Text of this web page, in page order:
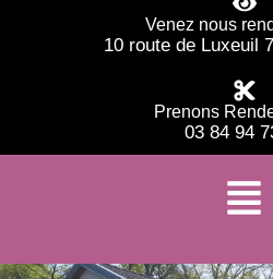
Venez nous
10 route de Luxeuil
Prenons
03 84 94